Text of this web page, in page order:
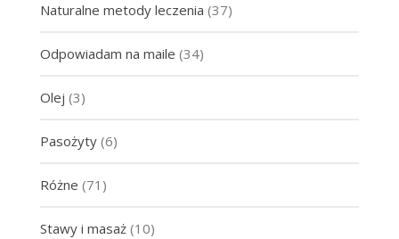
Naturalne metody leczenia (37)
Odpowiadam na maile (34)
Olej (3)
Pasożyty(6)
Różne (71)
Stawy i masaż(10)